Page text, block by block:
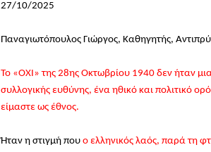
27/10/2025
Παναγιωτόπουλος Γιώργος, Καθηγητής,
Το «ΟΧΙ» της 28ης Οκτωβρίου 1940 δεν ήταν
συλλογικής ευθύνης, ένα ηθικό και πολιτικό
είμαστε ως έθνος.
Ήταν η στιγμή που ο ελληνικός λαός, παρά τη